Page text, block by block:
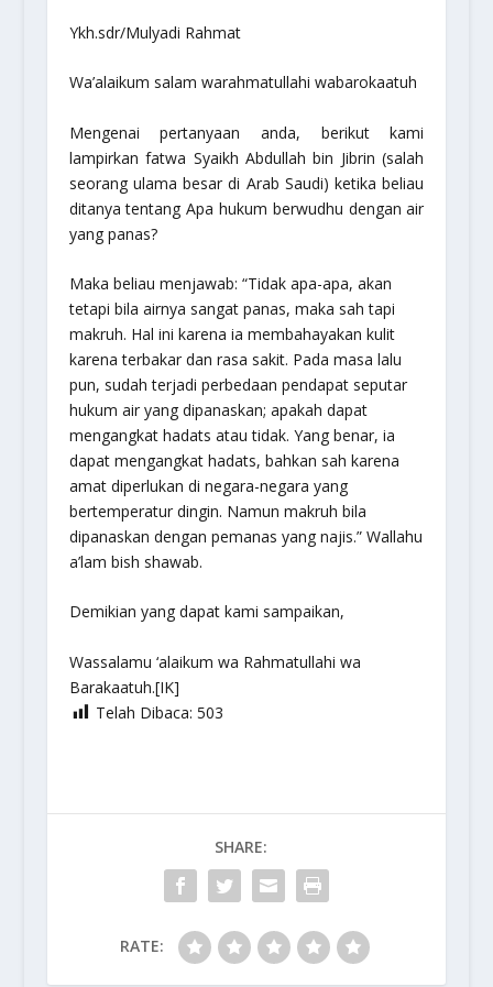
Ykh.sdr/Mulyadi Rahmat
Wa’alaikum salam warahmatullahi wabarokaatuh
Mengenai pertanyaan anda, berikut kami
lampirkan fatwa Syaikh Abdullah bin Jibrin (salah
seorang ulama besar di Arab Saudi) ketika beliau
ditanya tentang Apa hukum berwudhu dengan air
yang panas?
Maka beliau menjawab: “Tidak apa-apa, akan
tetapi bila airnya sangat panas, maka sah tapi
makruh. Hal ini karena ia membahayakan kulit
karena terbakar dan rasa sakit. Pada masa lalu
pun, sudah terjadi perbedaan pendapat seputar
hukum air yang dipanaskan; apakah dapat
mengangkat hadats atau tidak. Yang benar, ia
dapat mengangkat hadats, bahkan sah karena
amat diperlukan di negara-negara yang
bertemperatur dingin. Namun makruh bila
dipanaskan dengan pemanas yang najis.” Wallahu
a’lam bish shawab.
Demikian yang dapat kami sampaikan,
Wassalamu ‘alaikum wa Rahmatullahi wa
Barakaatuh.[IK]
Telah Dibaca: 503
SHARE:
RATE: